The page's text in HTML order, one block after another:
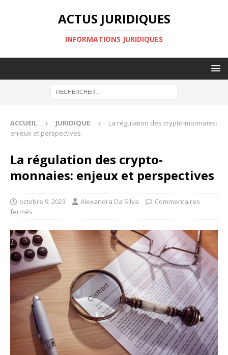
ACTUS JURIDIQUES
INFORMATIONS JURIDIQUES
ACCUEIL JURIDIQUE
La régulation des crypto-monnaies:
enjeux et perspectives
La régulation des crypto-
monnaies: enjeux et perspectives
octobre 9, 2023 Alexandra Da Silva
Commentaires
fermés